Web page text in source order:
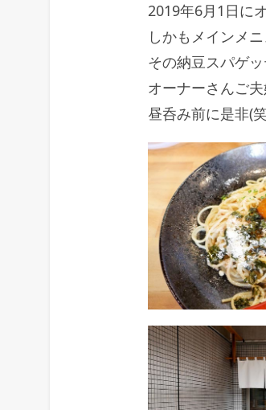
2019年6月1日に
しかもメインメ
その納豆スパゲ
オーナーさんご
昼呑み前に是非(